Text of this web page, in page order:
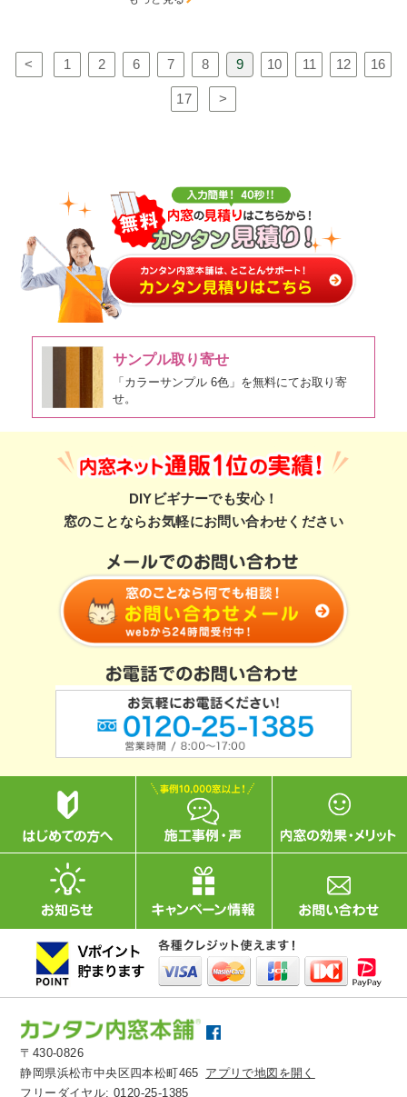
< 1 2 6 7 8 9 10 11 12 16
17 >
サンプル取り寄せ
「カラーサンプル 6色」を無料にてお取り寄
せ。
DIYビギナーでも安心！
窓のことならお気軽にお問い合わせください
〒430-0826
静岡県浜松市中央区四本松町465 アプリで地図を開く
フリーダイヤル:0120-25-1385